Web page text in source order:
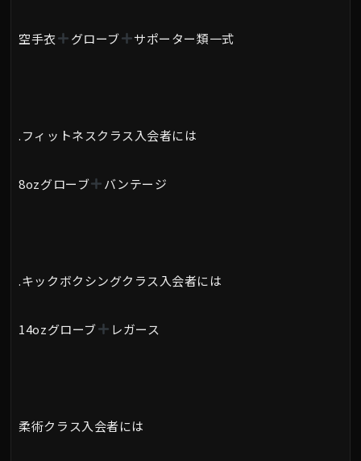
空手衣 グローブ サポーター類一式
.フィットネスクラス入会者には
8ozグローブ バンテージ
.キックボクシングクラス入会者には
14ozグローブ レガース
柔術クラス入会者には